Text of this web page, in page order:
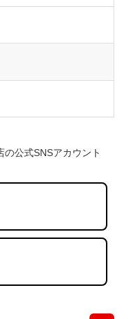
公式SNSアカウント